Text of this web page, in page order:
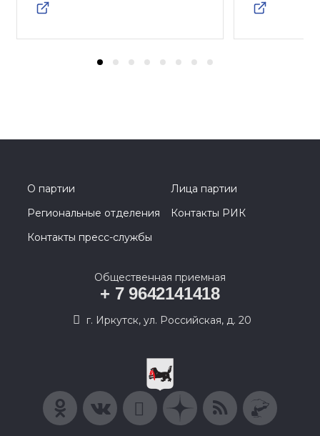
О партии
Лица партии
Региональные отделения
Контакты РИК
Контакты пресс-службы
Общественная приемная
+ 7 9642141418
г. Иркутск, ул. Российская, д. 20